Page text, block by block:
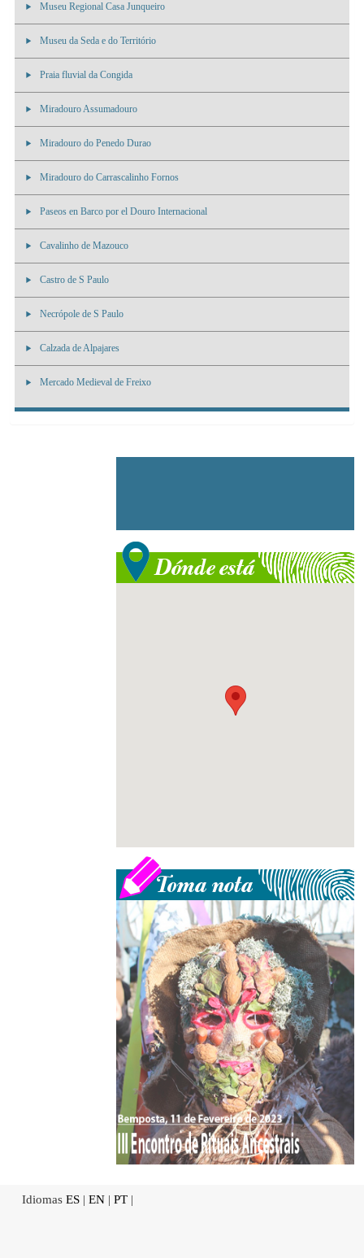
Museu Regional Casa Junqueiro
Museu da Seda e do Território
Praia fluvial da Congida
Miradouro Assumadouro
Miradouro do Penedo Durao
Miradouro do Carrascalinho Fornos
Paseos en Barco por el Douro Internacional
Cavalinho de Mazouco
Castro de S Paulo
Necrópole de S Paulo
Calzada de Alpajares
Mercado Medieval de Freixo
Idiomas ES | EN | PT |